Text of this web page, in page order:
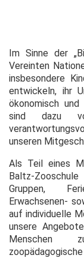
Im Sinne der
Vereinten
insbesondere
entwickeln, ihr
ökonomisch
sind dazu
unseren
Als Teil eines
Baltz-
Gruppen,
Erwachsenen-
auf individuelle
unsere
Menschen